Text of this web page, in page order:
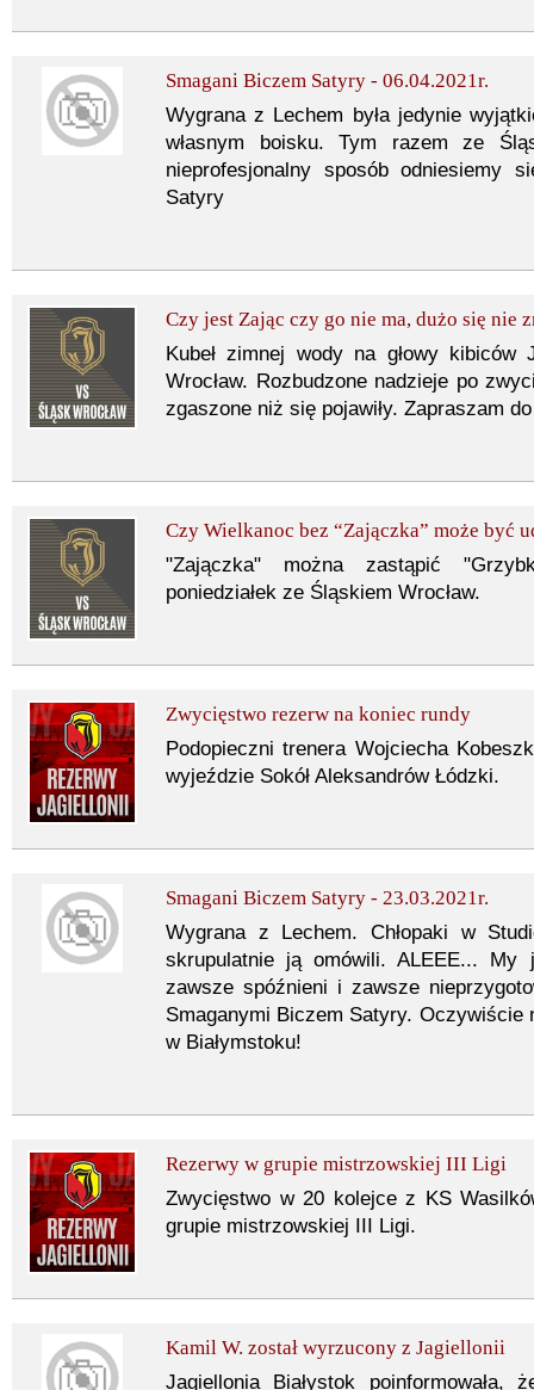
Smagani Biczem Satyry - 06.04.2021r.
Wygrana z Lechem była jedynie
własnym boisku. Tym razem ze
nieprofesjonalny sposób odniesiemy
Satyry
Czy jest Zając czy go nie ma, dużo się nie
Kubeł zimnej wody na głowy
Wrocław. Rozbudzone nadzieje po
zgaszone niż się pojawiły. Zapraszam
Czy Wielkanoc bez “Zajączka” może być
"Zajączka" można zastąpić
poniedziałek ze Śląskiem Wrocław.
Zwycięstwo rezerw na koniec rundy
Podopieczni trenera Wojciecha
wyjeździe Sokół Aleksandrów Łódzki.
Smagani Biczem Satyry - 23.03.2021r.
Wygrana z Lechem. Chłopaki w
skrupulatnie ją omówili. ALEEE... My
zawsze spóźnieni i zawsze
Smaganymi Biczem Satyry. Oczywiście
w Białymstoku!
Rezerwy w grupie mistrzowskiej III Ligi
Zwycięstwo w 20 kolejce z KS
grupie mistrzowskiej III Ligi.
Kamil W. został wyrzucony z Jagiellonii
Jagiellonia Białystok poinformowała,